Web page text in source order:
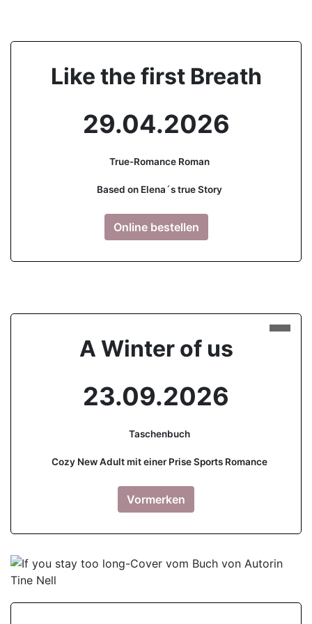
Like the first Breath
29.04.2026
True-Romance Roman
Based on Elena´s true Story
Online bestellen
A Winter of us
23.09.2026
Taschenbuch
Cozy New Adult mit einer Prise Sports Romance
Vormerken